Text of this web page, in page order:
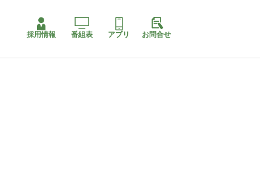
採用情報 番組表 アプリ お問合せ